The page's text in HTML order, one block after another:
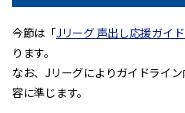
今節は「Jリーグ 声出し応援ガイド
ります。
なお、Jリーグによりガイドライ
容に準じます。